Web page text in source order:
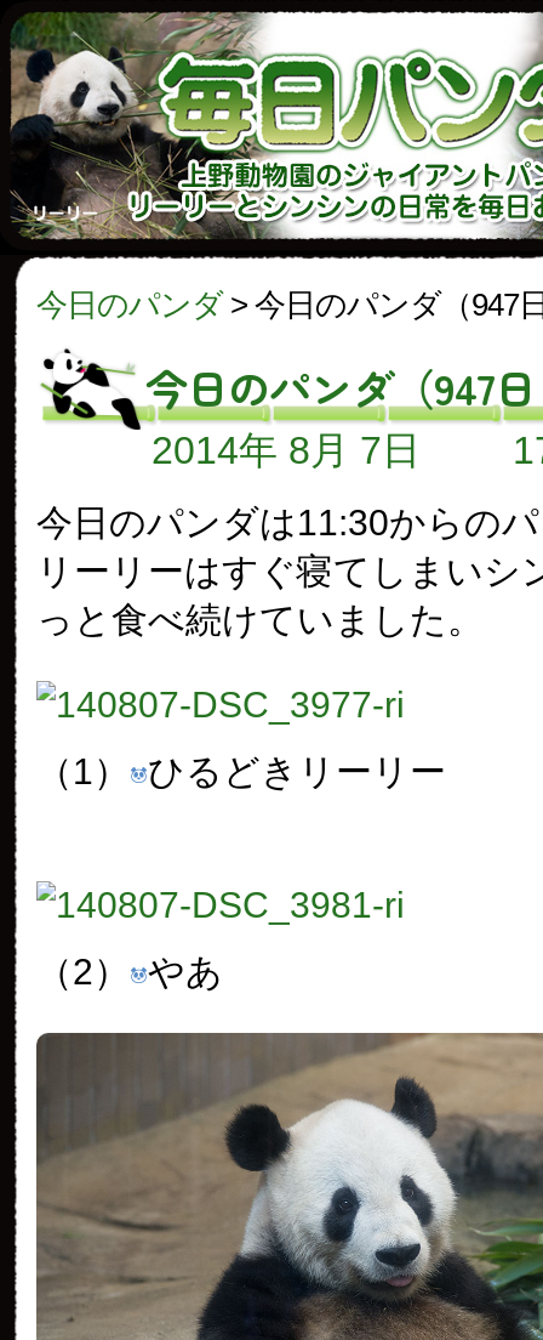
今日のパンダ> 今日のパンダ（947
今日のパンダ（947
2014年 8月 7日
今日のパンダは11:30からの
リーリーはすぐ寝てしまいシ
っと食べ続けていました。
（1） ひるどきリーリー
（2） やあ